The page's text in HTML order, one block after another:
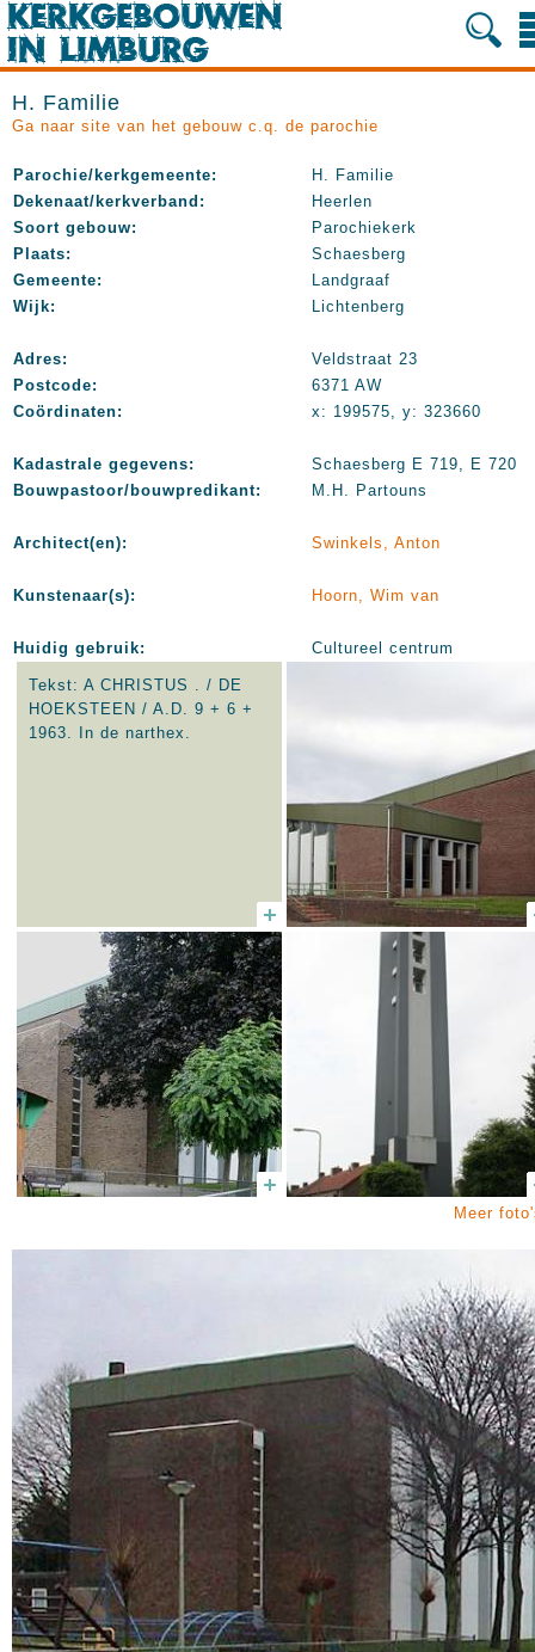
H. Familie
Ga naar site van het gebouw c.q. de parochie
Parochie/kerkgemeente:
H. Familie
Dekenaat/kerkverband:
Heerlen
Soort gebouw:
Parochiekerk
Plaats:
Schaesberg
Gemeente:
Landgraaf
Wijk:
Lichtenberg
Adres:
Veldstraat 23
Postcode:
6371 AW
Coördinaten:
x: 199575, y: 323660
Kadastrale gegevens:
Schaesberg E 719, E 720
Bouwpastoor/bouwpredikant:
M.H. Partouns
Architect(en): Swinkels, Anton
Kunstenaar(s): Hoorn, Wim van
Huidig gebruik: Cultureel centrum
Tekst: A CHRISTUS . / DE
HOEKSTEEN / A.D. 9 + 6 +
1963. In de narthex.
Meer